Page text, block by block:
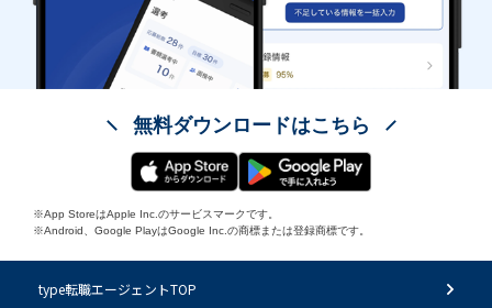
無料ダウンロードはこちら
※App StoreはApple Inc.のサービスマークです。
※Android、Google PlayはGoogle Inc.の商標または登録商標です。
type転職エージェントTOP